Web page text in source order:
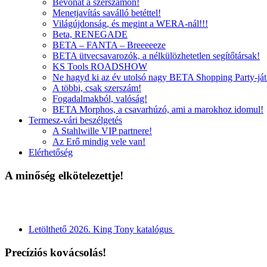
Bevonat a szerszámon!
Menetjavítás saválló betéttel!
Világújdonság, és megint a WERA-nál!!!
Beta, RENEGADE
BETA – FANTA – Breeeeeze
BETA ütvecsavarozók, a nélkülözhetetlen segítőtársak!
KS Tools ROADSHOW
Ne hagyd ki az év utolsó nagy BETA Shopping Party-
A többi, csak szerszám!
Fogadalmakból, valóság!
BETA Morphos, a csavarhúzó, ami a marokhoz idomul!
Termesz-vári beszélgetés
A Stahlwille VIP partnere!
Az Erő mindig vele van!
Elérhetőség
A minőség elkötelezettje!
Letölthető 2026. King Tony katalógus
Precíziós kovácsolás!